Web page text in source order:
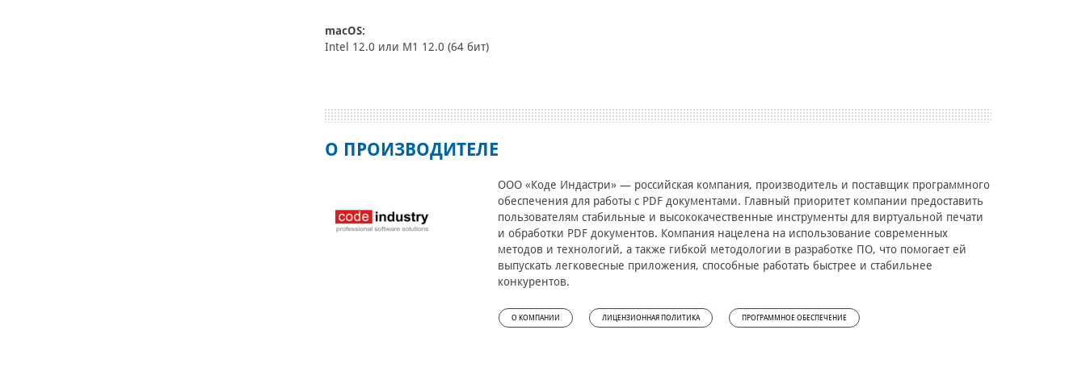
macOS:
Intel 12.0 или M1 12.0 (64 бит)
О ПРОИЗВОДИТЕЛЕ
ООО «Коде Индастри» — российская компания, производитель и поставщик программного
обеспечения для работы с PDF документами. Главный приоритет компании предоставить
пользователям стабильные и высококачественные инструменты для виртуальной печати
и обработки PDF документов. Компания нацелена на использование современных
методов и технологий, а также гибкой методологии в разработке ПО, что помогает ей
выпускать легковесные приложения, способные работать быстрее и стабильнее
конкурентов.
О КОМПАНИИ ЛИЦЕНЗИОННАЯ ПОЛИТИКА ПРОГРАММНОЕ ОБЕСПЕЧЕНИЕ